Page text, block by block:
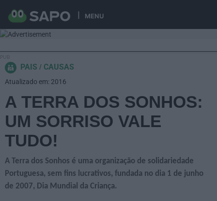
MENU
PAIS CAUSAS
A TERRA DOS SONHOS:
UM SORRISO VALE
TUDO!
A Terra dos Sonhos é uma organização de solidariedade
Portuguesa, sem fins lucrativos, fundada no dia 1 de junho
de 2007, Dia Mundial da Criança.
Atualizado em: 2016